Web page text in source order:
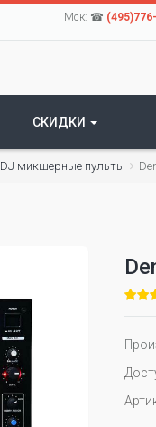
Мск: ☎
СКИДКИ
DJ микшерные пульты